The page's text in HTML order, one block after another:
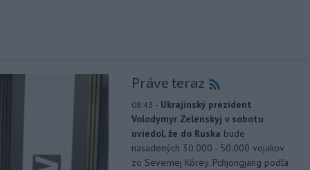
Práve teraz
08:43 - Ukrajinský prezident
Volodymyr Zelenskyj v sobotu
uviedol, že do Ruska bude
nasadených 30.000 - 50.000 vojakov
zo Severnej Kórey. Pchjongjang podľa